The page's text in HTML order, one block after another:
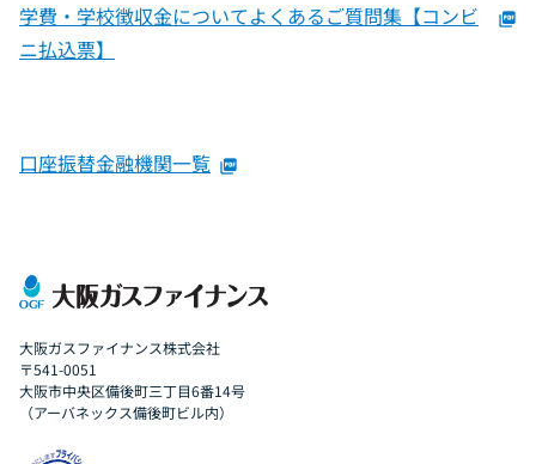
学費・学校徴収金についてよくあるご質問集【コンビ
ニ払込票】
picture_as_pdf
口座振替金融機関一覧 picture_as_pdf
大阪ガスファイナンス株式会社
〒541-0051
大阪市中央区備後町三丁目6番14号
（アーバネックス備後町ビル内）